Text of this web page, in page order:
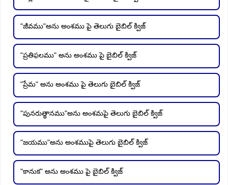
"జీవము"అను అంశము పై తెలుగు బైబిల్ క్విజ్
"ప్రతిఫలము" అను అంశము పై బైబిల్ క్విజ్
"ప్రేమ" అను అంశము పై తెలుగు బైబిల్ క్విజ్
"పునరుత్థానము"అను అంశమపై తెలుగు బైబిల్ క్విజ్
"జయము"అను అంశముపై తెలుగు బైబిల్ క్విజ్
"కానుక" అను అంశము పై బైబిల్ క్విజ్